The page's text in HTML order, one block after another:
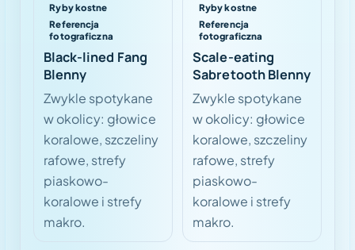
Ryby kostne
Referencja
fotograficzna
Black-lined Fang
Blenny
Zwykle spotykane
w okolicy: głowice
koralowe, szczeliny
rafowe, strefy
piaskowo-
koralowe i strefy
makro.
Ryby kostne
Referencja
fotograficzna
Scale-eating
Sabretooth Blenny
Zwykle spotykane
w okolicy: głowice
koralowe, szczeliny
rafowe, strefy
piaskowo-
koralowe i strefy
makro.